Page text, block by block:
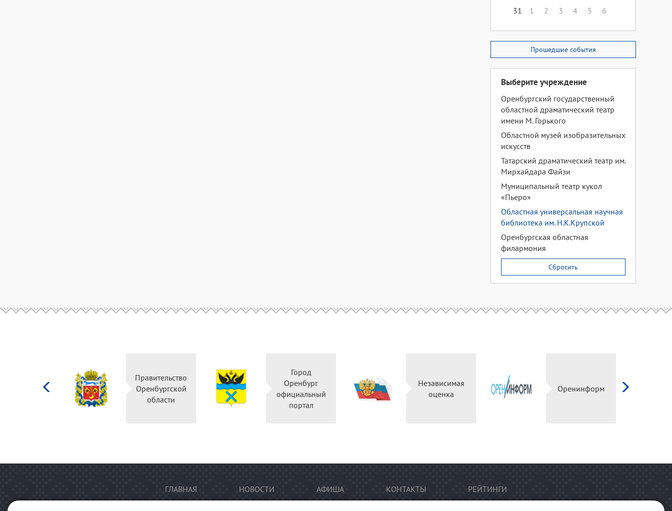
31
1 2 3 4 5 6
Прошедшие события
Выберите учреждение
Оренбургский государственный
областной драматический театр
имени М. Горького
Областной музей изобразительных
искусств
Татарский драматический театр им.
Мирхайдара Файзи
Муниципальный театр кукол
«Пьеро»
Областная универсальная научная
библиотека им. Н.К.Крупской
Оренбургская областная
филармония
Сбросить
Правительство
Оренбургской
области
Город
Оренбург
официальный
портал
Независимая
оценка
Оренинформ
ГЛАВНАЯ НОВОСТИ АФИША КОНТАКТЫ РЕЙТИНГИ